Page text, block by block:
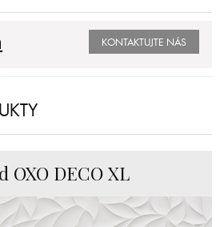
KONTAKTUJTE NÁS
OXO DECO XL